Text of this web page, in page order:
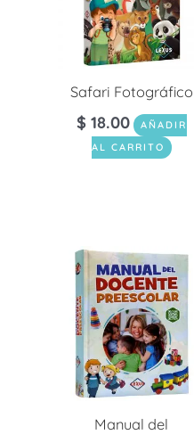
Safari Fotográfico
$ 18.00
AÑADIR
AL CARRITO
Manual del